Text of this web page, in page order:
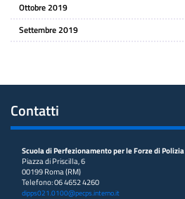
Ottobre 2019
Settembre 2019
Contatti
Scuola di Perfezionamento per le Forze di Polizia
Piazza di Priscilla, 6
00199 Roma (RM)
Telefono: 06 4652 4260
dipps021.0100@pecps.interno.it